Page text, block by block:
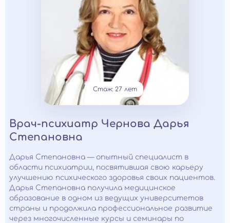
Стаж: 27 лет
Врач-психиатр Чернова Дарья
Степановна
Дарья Степановна — опытный специалист в
области психиатрии, посвятившая свою карьеру
улучшению психического здоровья своих пациентов.
Дарья Степановна получила медицинское
образование в одном из ведущих университетов
страны и продолжила профессиональное развитие
через многочисленные курсы и семинары по